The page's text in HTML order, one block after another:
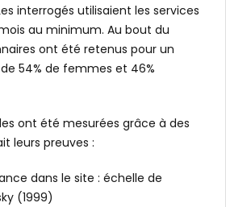
interrogés utilisaient les services
au minimum. Au bout du
ont été retenus pour un
54% de femmes et 46%
ont été mesurées grâce à des
leurs preuves :
dans le site : échelle de
(1999)